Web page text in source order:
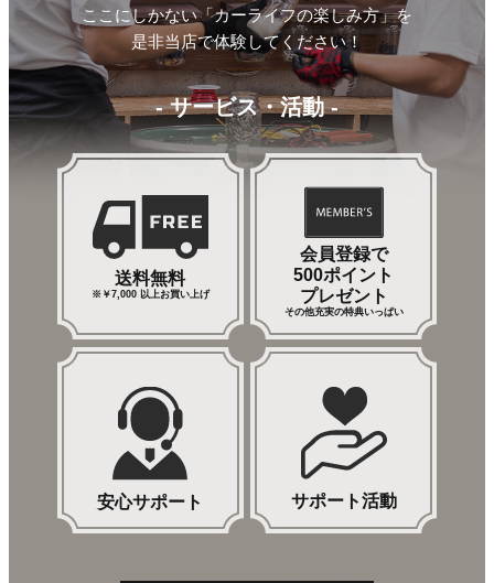
ここにしかない「カーライフの楽しみ方」を
是非当店で体験してください！
- サービス・活動 -
送料無料
※￥7,000 以上お買い上げ
会員登録で
500ポイント
プレゼント
その他充実の特典いっぱい
安心サポート サポート活動